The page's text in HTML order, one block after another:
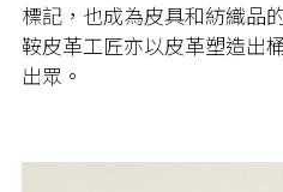
標記，也成為皮具和紡織品
鞍皮革工匠亦以皮革塑造出
出眾。